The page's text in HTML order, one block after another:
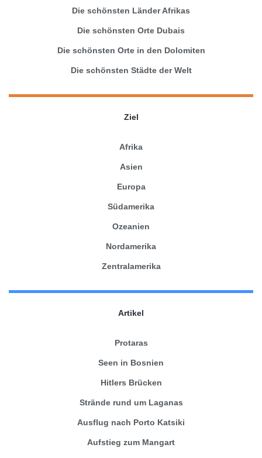
Die schönsten Länder Afrikas
Die schönsten Orte Dubais
Die schönsten Orte in den Dolomiten
Die schönsten Städte der Welt
Ziel
Afrika
Asien
Europa
Südamerika
Ozeanien
Nordamerika
Zentralamerika
Artikel
Protaras
Seen in Bosnien
Hitlers Brücken
Strände rund um Laganas
Ausflug nach Porto Katsiki
Aufstieg zum Mangart